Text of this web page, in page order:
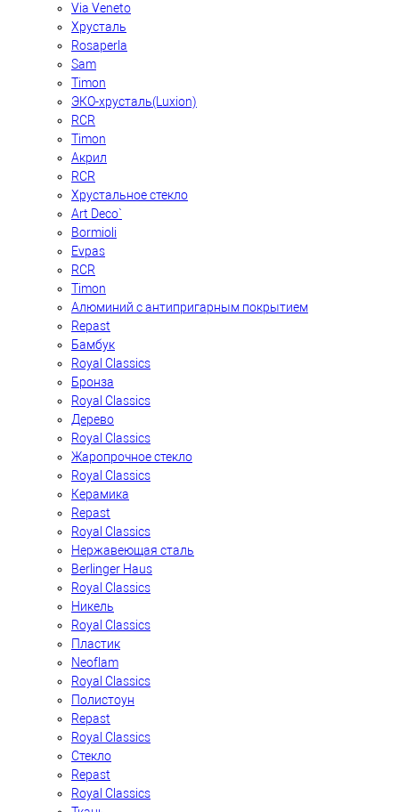
Via Veneto
Хрусталь
Rosaperla
Sam
Timon
ЭКО-хрусталь(Luxion)
RCR
Timon
Акрил
RCR
Хрустальное стекло
Art Deco`
Bormioli
Evpas
RCR
Timon
Алюминий с антипригарным покрытием
Repast
Бамбук
Royal Classics
Бронза
Royal Classics
Дерево
Royal Classics
Жаропрочное стекло
Royal Classics
Керамика
Repast
Royal Classics
Нержавеющая сталь
Berlinger Haus
Royal Classics
Никель
Royal Classics
Пластик
Neoflam
Royal Classics
Полистоун
Repast
Royal Classics
Стекло
Repast
Royal Classics